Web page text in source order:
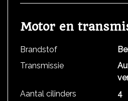
Motor en
Brandstof
Transmissie
Aantal cilinders
4